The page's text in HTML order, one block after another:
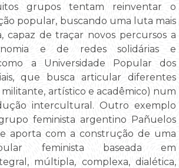
grupos tentam reinventar o
popular, buscando uma luta mais
capaz de traçar novos percursos a
e de redes solidárias e
a Universidade Popular dos
que busca articular diferentes
artístico e acadêmico) num
intercultural. Outro exemplo
feminista argentino Pañuelos
aporta com a construção de uma
feminista baseada em
múltipla, complexa, dialética,